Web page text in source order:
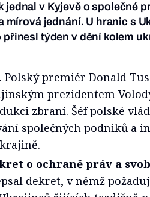
jednal v Kyjevě o společné
mírová jednání. U hranic s
týden v dění kolem
Polský premiér Donald
prezidentem
zbraní. Šéf polské
společných podniků a
o ochraně práv a
dekret, v němž